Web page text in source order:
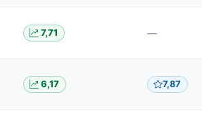
7,71 —
6,17 7,87